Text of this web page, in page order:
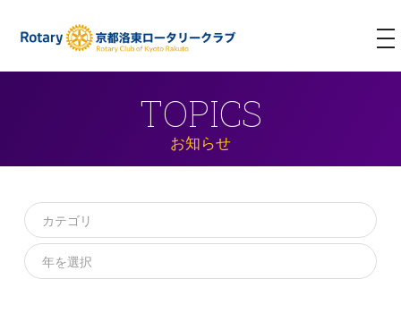
TOPICS
お知らせ